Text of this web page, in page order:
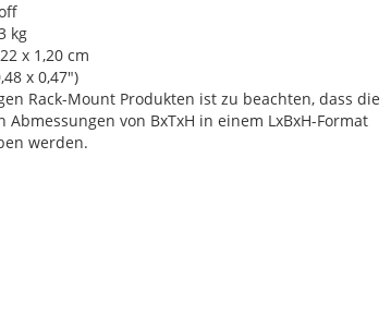
kg
x 1,20 cm
x 0,47")
Rack-Mount Produkten ist zu beachten, dass die
Abmessungen von BxTxH in einem LxBxH-Format
werden.